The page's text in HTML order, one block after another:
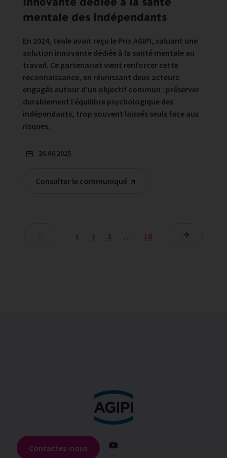
innovante dédiée à la santé
mentale des indépendants
En 2024, teale avait reçu le Prix AGIPI, saluant une
solution innovante dédiée à la santé mentale au
travail. Ce partenariat vient renforcer cette
reconnaissance, en réunissant deux acteurs
engagés autour d’un objectif commun : préserver
durablement l’équilibre psychologique des
indépendants, trop souvent laissés seuls face aux
risques.
Consulter le communiqué
26.06.2025
1 2 3 … 18
Contactez-nous